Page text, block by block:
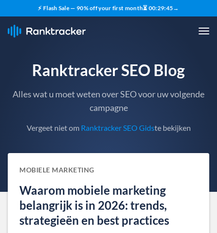
⚡ Flash Sale — 90% off your first month⏳ 00:29:44→
Ranktracker SEO Blog
Alles wat u moet weten over SEO voor uw volgende
campagne
Vergeet niet om Ranktracker SEO Gidste bekijken
MOBIELE MARKETING
Waarom mobiele marketing
belangrijk is in 2026: trends,
strategieën en best practices